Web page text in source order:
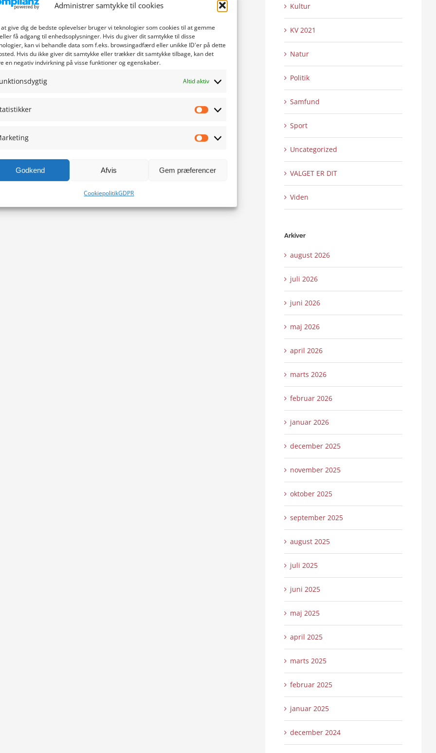
Administrer samtykke til cookies
at give dig de bedste oplevelser bruger vi teknologier som cookies til at gemme
få adgang til enhedsoplysninger. Hvis du giver dit samtykke til disse
kan vi behandle data som f.eks. browsingadfærd eller unikke ID'er på dette
Hvis du ikke giver dit samtykke eller trækker dit samtykke tilbage, kan det
en negativ indvirkning på visse funktioner og egenskaber.
Altid aktiv
Godkend Afvis Gem præferencer
CookiepolitikGDPR
Kultur
KV 2021
Natur
Politik
Samfund
Sport
Uncategorized
VALGET ER DIT
Viden
Arkiver
august 2026
juli 2026
juni 2026
maj 2026
april 2026
marts 2026
februar 2026
januar 2026
december 2025
november 2025
oktober 2025
september 2025
august 2025
juli 2025
juni 2025
maj 2025
april 2025
marts 2025
februar 2025
januar 2025
december 2024